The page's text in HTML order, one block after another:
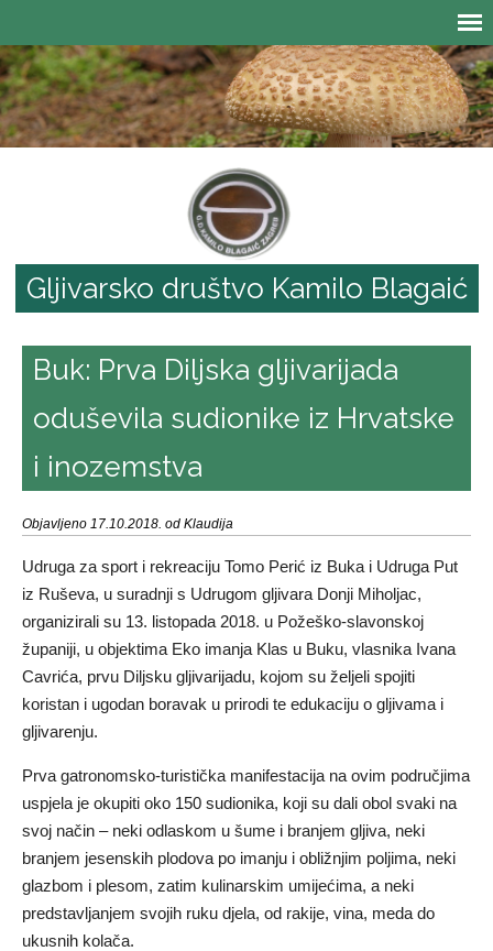
Gljivarsko društvo Kamilo Blagaić
Buk: Prva Diljska gljivarijada
oduševila sudionike iz Hrvatske
i inozemstva
Objavljeno 17.10.2018. od Klaudija
Udruga za sport i rekreaciju Tomo Perić iz Buka i Udruga Put
iz Ruševa, u suradnji s Udrugom gljivara Donji Miholjac,
organizirali su 13. listopada 2018. u Požeško-slavonskoj
županiji, u objektima Eko imanja Klas u Buku, vlasnika Ivana
Cavrića, prvu Diljsku gljivarijadu, kojom su željeli spojiti
koristan i ugodan boravak u prirodi te edukaciju o gljivama i
gljivarenju.
Prva gatronomsko-turistička manifestacija na ovim područjima
uspjela je okupiti oko 150 sudionika, koji su dali obol svaki na
svoj način – neki odlaskom u šume i branjem gljiva, neki
branjem jesenskih plodova po imanju i obližnjim poljima, neki
glazbom i plesom, zatim kulinarskim umijećima, a neki
predstavljanjem svojih ruku djela, od rakije, vina, meda do
ukusnih kolača.